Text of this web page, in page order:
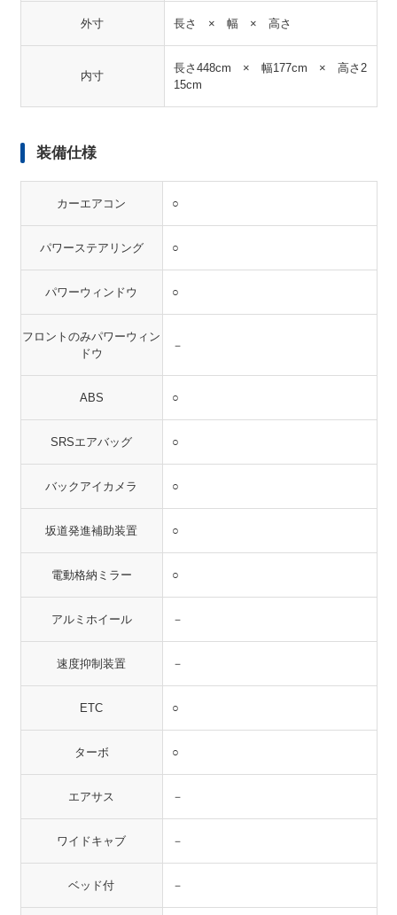
外寸 長さ × 幅 × 高さ
内寸
長さ448cm × 幅177cm × 高さ2
15cm
装備仕様
カーエアコン ○
パワーステアリング ○
パワーウィンドウ ○
フロントのみパワーウィン
ドウ
－
ABS ○
SRSエアバッグ ○
バックアイカメラ ○
坂道発進補助装置 ○
電動格納ミラー ○
アルミホイール －
速度抑制装置 －
ETC ○
ターボ ○
エアサス －
ワイドキャブ －
ベッド付 －